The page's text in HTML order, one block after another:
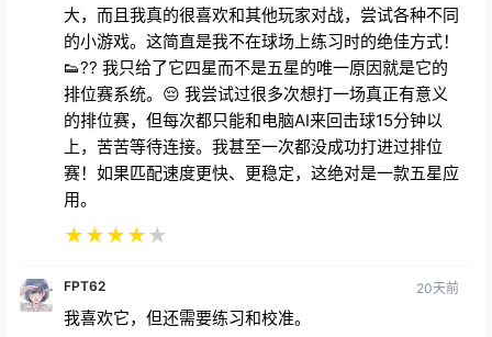
大，而且我真的很喜欢和其他玩家对战，尝试各种不同
的小游戏。这简直是我不在球场上练习时的绝佳方式！
👟?? 我只给了它四星而不是五星的唯一原因就是它的
排位赛系统。😔 我尝试过很多次想打一场真正有意义
的排位赛，但每次都只能和电脑AI来回击球15分钟以
上，苦苦等待连接。我甚至一次都没成功打进过排位
赛！如果匹配速度更快、更稳定，这绝对是一款五星应
用。
★★★★★
FPT62 20天前
我喜欢它，但还需要练习和校准。